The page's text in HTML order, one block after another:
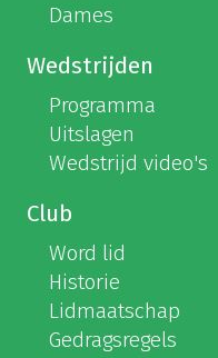
Dames
Wedstrijden
Programma
Uitslagen
Wedstrijd video's
Club
Word lid
Historie
Lidmaatschap
Gedragsregels